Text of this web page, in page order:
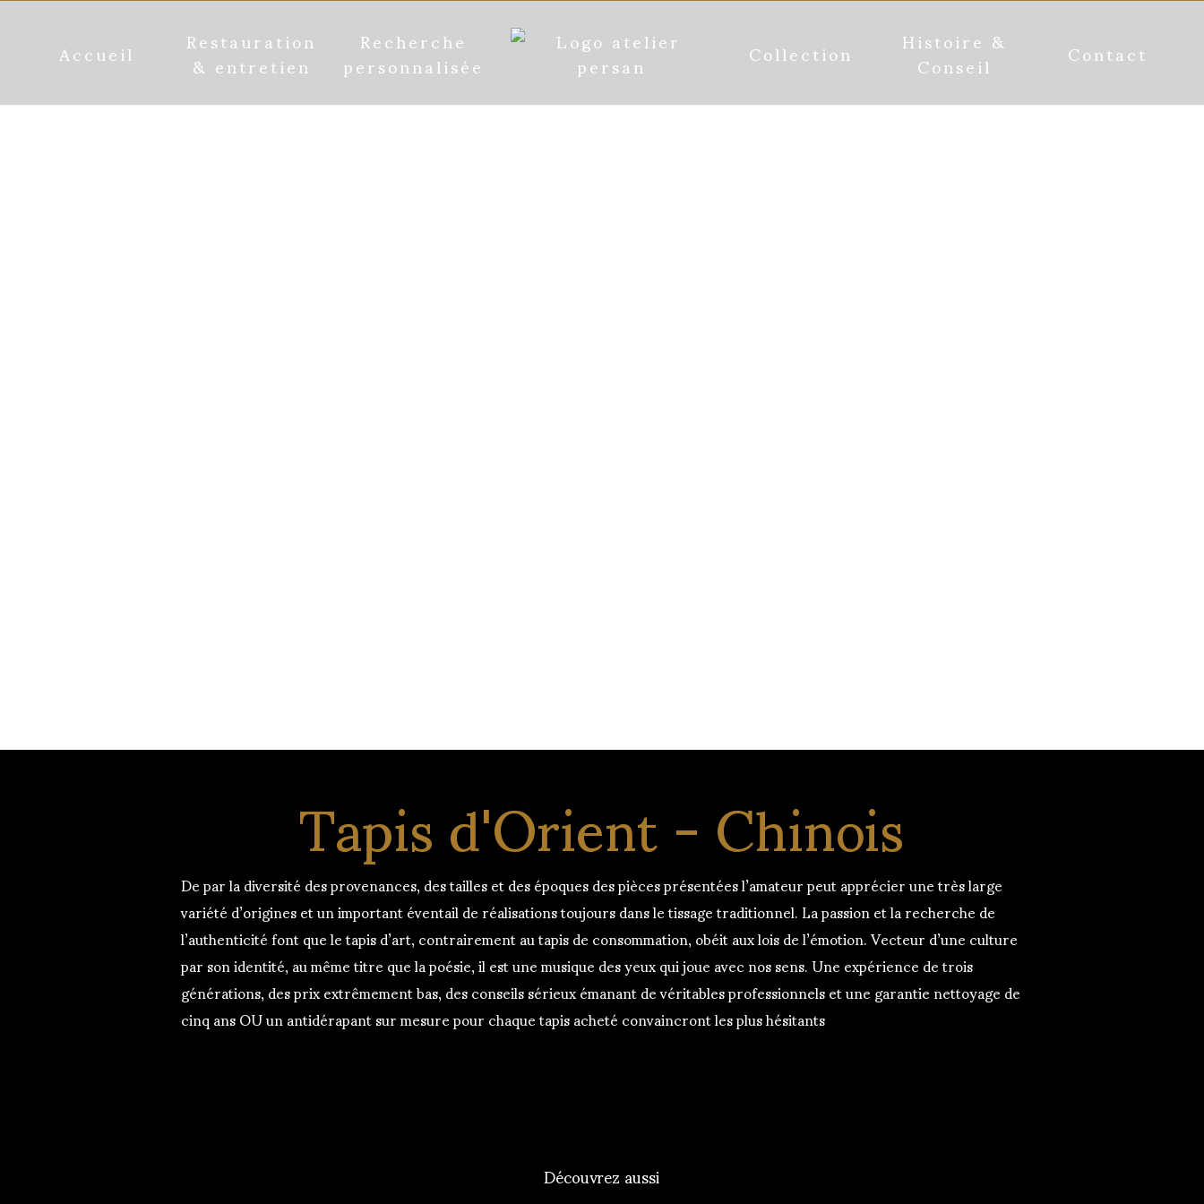
Accueil Restauration
& entretien Recherche
personnalisée Collection Histoire &
Conseil Contact
Tapis d'Orient - Chinois
De par la diversité des provenances, des tailles et des époques des pièces présentées l’amateur peut apprécier une très large
variété d’origines et un important éventail de réalisations toujours dans le tissage traditionnel. La passion et la recherche de
l’authenticité font que le tapis d’art, contrairement au tapis de consommation, obéit aux lois de l’émotion. Vecteur d’une culture
par son identité, au même titre que la poésie, il est une musique des yeux qui joue avec nos sens. Une expérience de trois
générations, des prix extrêmement bas, des conseils sérieux émanant de véritables professionnels et une garantie nettoyage de
cinq ans OU un antidérapant sur mesure pour chaque tapis acheté convaincront les plus hésitants
Découvrez aussi